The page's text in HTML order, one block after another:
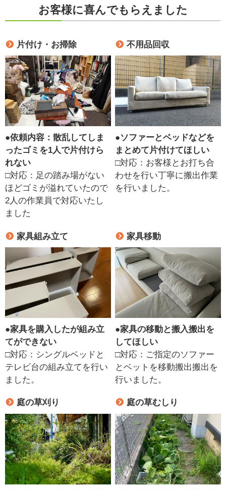
お客様に喜んでもらえました
片付け・お掃除
●依頼内容：散乱してしま
ったゴミを1人で片付けら
れない
□対応：足の踏み場がない
ほどゴミが溢れていたので
2人の作業員で対応いたし
ました
不用品回収
●ソファーとベッドなどを
まとめて片付けてほしい
□対応：お客様とお打ち合
わせを行い丁寧に搬出作業
を行いました。
家具組み立て
●家具を購入したが組み立
てができない
□対応：シングルベッドと
テレビ台の組み立てを行い
ました。
家具移動
●家具の移動と搬入搬出を
してほしい
□対応：ご指定のソファー
とベットを移動搬出搬出を
行いました。
庭の草刈り 庭の草むしり